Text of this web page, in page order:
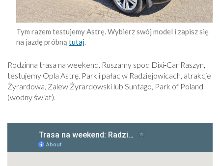
Tym razem testujemy Astrę. Wybierz swój model i zapisz się
na jazdę próbną tutaj
Rodzinna trasa na weekend. Ruszamy spod Dixi‑Car Raszyn,
testujemy Opla Astrę. Park i pałac w Radziejowicach, atrakcje
Żyrardowa, Zalew Żyrardowski lub Suntago, Park of Poland
(wodny świat).